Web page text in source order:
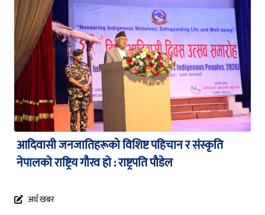
आदिवासी जनजातिहरूको विशिष्ट पहिचान र संस्कृति
नेपालको राष्ट्रिय गौरव हो : राष्ट्रपति पौडेल
अर्थ खबर